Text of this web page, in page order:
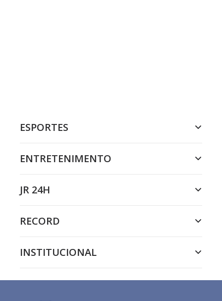
ESPORTES
ENTRETENIMENTO
JR 24H
RECORD
INSTITUCIONAL